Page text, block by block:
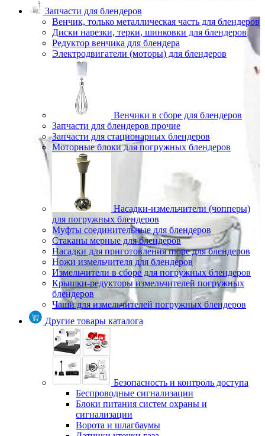
Запчасти для блендеров
Венчик, только металлическая часть для блендеров
Диски нарезки, терки, шинковки для блендеров
Редуктор венчика для блендера
Электродвигатели (моторы) для блендеров
Венчики в сборе для блендеров
Запчасти для блендеров прочие
Запчасти для стационарных блендеров
Моторные блоки для погружных блендеров
Насадки-измельчители (чопперы)
для погружных блендеров
Муфты соединительные для блендеров
Стаканы мерные для блендеров
Насадки для приготовления пюре для блендеров
Ножи измельчителя для блендеров
Измельчители в сборе для погружных блендеров
Крышки-редукторы измельчителей погружных
блендеров
Чаши для измельчителей погружных блендеров
Другие товары каталога
Безопасность и контроль доступа
Беспроводные сигнализации
Блоки питания систем охраны и
сигнализации
Ворота и шлагбаумы